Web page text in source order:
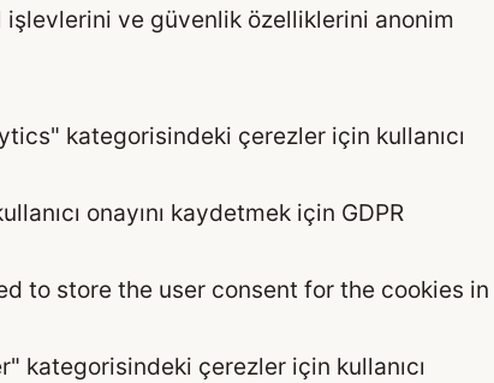
ve güvenlik özelliklerini anonim
kategorisindeki çerezler için kullanıcı
onayını kaydetmek için GDPR
to store the user consent for the cookies in
kategorisindeki çerezler için kullanıcı